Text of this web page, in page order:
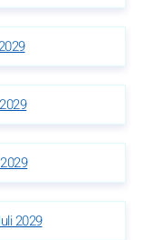
2029